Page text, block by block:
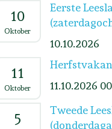
10
Oktober
Eerste
10.10.2026
11
Oktober
11.10.2026
5
Tweede